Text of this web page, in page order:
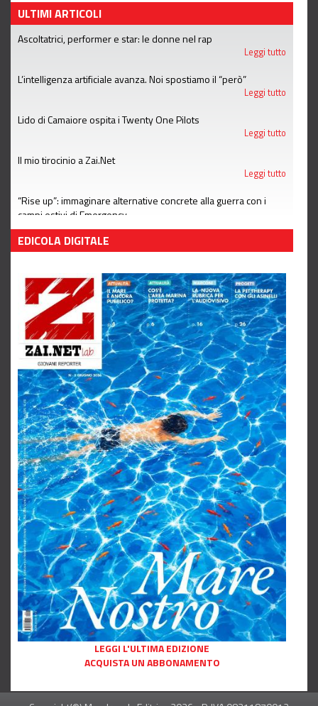
ULTIMI ARTICOLI
Ascoltatrici, performer e star: le donne nel rap
Leggi tutto
L’intelligenza artificiale avanza. Noi spostiamo il “però”
Leggi tutto
Lido di Camaiore ospita i Twenty One Pilots
Leggi tutto
Il mio tirocinio a Zai.Net
Leggi tutto
“Rise up”: immaginare alternative concrete alla guerra con i
campi estivi di Emergency
Leggi tutto
EDICOLA DIGITALE
LEGGI L'ULTIMA EDIZIONE
ACQUISTA UN ABBONAMENTO